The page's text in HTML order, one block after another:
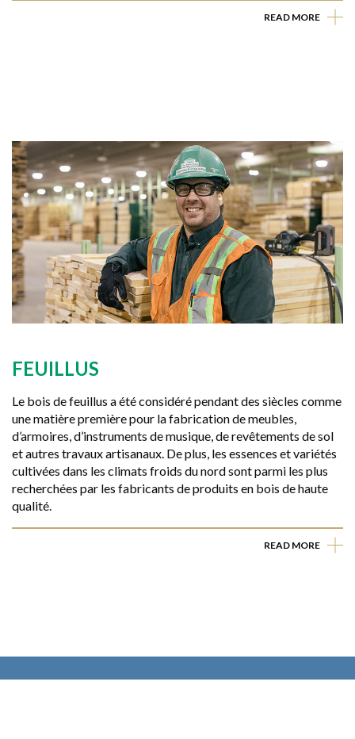
READ MORE
FEUILLUS
Le bois de feuillus a été considéré pendant des siècles comme
une matière première pour la fabrication de meubles,
d’armoires, d’instruments de musique, de revêtements de sol
et autres travaux artisanaux. De plus, les essences et variétés
cultivées dans les climats froids du nord sont parmi les plus
recherchées par les fabricants de produits en bois de haute
qualité.
READ MORE